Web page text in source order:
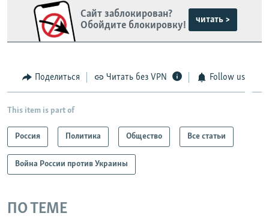
Сайт заблокирован?
Обойдите блокировку!
читать >
Поделиться Читать без VPN Follow us
This item is part of
Россия Политика Общество Все статьи
Война России против Украины
ПО ТЕМЕ